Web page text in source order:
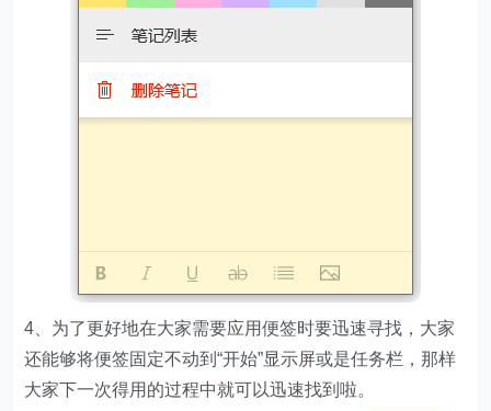
4、为了更好地在大家需要应用便签时要迅速寻找，大家
还能够将便签固定不动到“开始”显示屏或是任务栏，那样
大家下一次得用的过程中就可以迅速找到啦。